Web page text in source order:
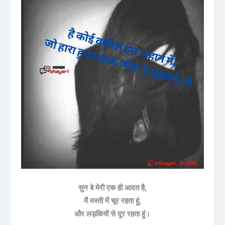
सुन बे मेरी एक ही आदत है,
मैं मस्ती में चूर रहता हूं,
और लड़कियों से दूर रहता हूं।